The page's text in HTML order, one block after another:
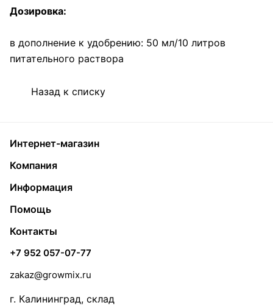
Дозировка:
в дополнение к удобрению: 50 мл/10 литров
питательного раствора
Назад к списку
Интернет-магазин
Компания
Информация
Помощь
Контакты
+7 952 057-07-77
zakaz@growmix.ru
г. Калининград, склад